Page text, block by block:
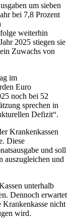
um sieben
bei 7,8 Prozent
weiterhin
2025 stiegen sie
Zuwachs von
im
Euro
noch bei 52
sprechen in
Defizit“.
Krankenkassen
Diese
und soll
auszugleichen und
unterhalb
Dennoch erwartet
nicht
wird.